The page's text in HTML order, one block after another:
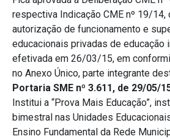
respectiva Indicação CME nº 19/14,
autorização de funcionamento e
educacionais privadas de educação
efetivada em 26/03/15, em
no Anexo Único, parte integrante
Portaria SME nº 3.611, de 29/05/
Institui a “Prova Mais Educação”,
bimestral nas Unidades
Ensino Fundamental da Rede